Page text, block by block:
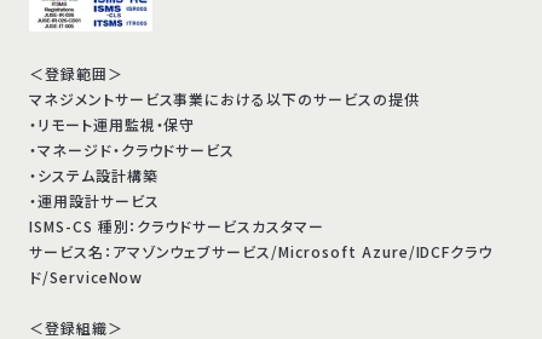
＜登録範囲＞
マネジメントサービス事業における以下のサービスの提供
・リモート運用監視・保守
・マネージド・クラウドサービス
・システム設計構築
・運用設計サービス
ISMS-CS 種別：クラウドサービスカスタマー
サービス名：アマゾンウェブサービス/Microsoft Azure/IDCFクラウ
ド/ServiceNow
＜登録組織＞